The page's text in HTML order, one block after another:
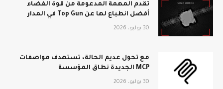
تقدم المهمة المدعومة من قوة الفضاء
أفضل انطباع لها عن Top Gun في المدار
30 يوليو، 2026
مع تحول عديم الحالة، تستهدف مواصفات
MCP الجديدة نطاق المؤسسة
30 يوليو، 2026